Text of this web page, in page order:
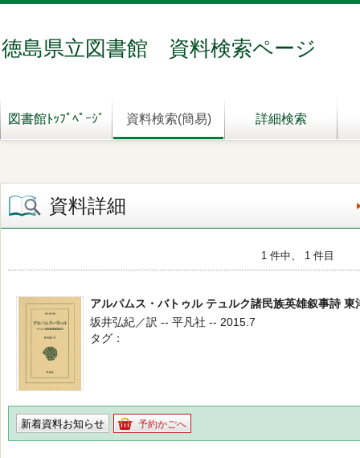
徳島県立図書館 資料検索ページ
図書館ﾄｯﾌﾟﾍﾟｰｼﾞ 資料検索(簡易) 詳細検索
資料詳細
1 件中、 1 件目
アルパムス・バトゥル テュルク諸民族英雄叙事詩 東
坂井弘紀／訳 -- 平凡社 -- 2015.7
タグ
新着資料お知らせ 予約かごへ